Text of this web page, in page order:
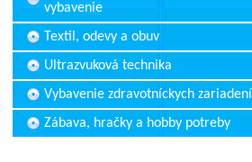
vybavenie
Textil, odevy a obuv
Ultrazvuková technika
Vybavenie zdravotníckych zariadení
Zábava, hračky a hobby potreby